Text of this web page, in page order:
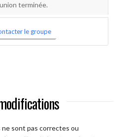
terminée.
le groupe
sont pas correctes ou